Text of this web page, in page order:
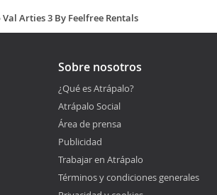
Arties 3 By Feelfree Rentals
Sobre nosotros
¿Qué es Atrápalo?
Atrápalo Social
Área de prensa
Publicidad
Trabajar en Atrápalo
Términos y condiciones generales